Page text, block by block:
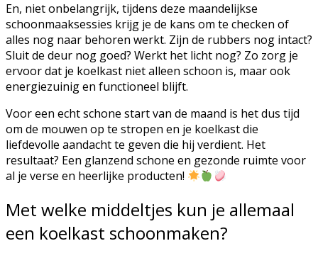
En, niet onbelangrijk, tijdens deze maandelijkse
schoonmaaksessies krijg je de kans om te checken of
alles nog naar behoren werkt. Zijn de rubbers nog intact?
Sluit de deur nog goed? Werkt het licht nog? Zo zorg je
ervoor dat je koelkast niet alleen schoon is, maar ook
energiezuinig en functioneel blijft.
Voor een echt schone start van de maand is het dus tijd
om de mouwen op te stropen en je koelkast die
liefdevolle aandacht te geven die hij verdient. Het
resultaat? Een glanzend schone en gezonde ruimte voor
al je verse en heerlijke producten!
Met welke middeltjes kun je allemaal
een koelkast schoonmaken?